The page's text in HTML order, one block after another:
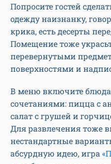
Попросите гостей
одежду наизнанку,
крика, есть десерты
Помещение тоже
перевернутыми
поверхностями и
В меню включите
сочетаниями: пицца с
салат с грушей и
Для развлечения тоже
нестандартные
абсурдную идею, игра